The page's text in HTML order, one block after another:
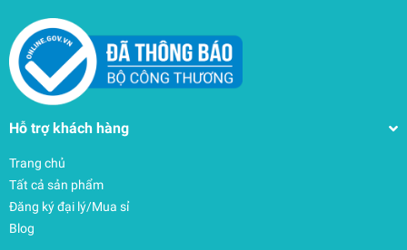
Hỗ trợ khách hàng
Trang chủ
Tất cả sản phẩm
Đăng ký đại lý/Mua sỉ
Blog